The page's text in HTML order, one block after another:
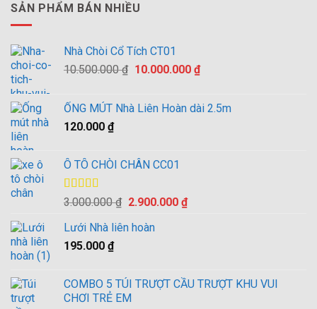
SẢN PHẨM BÁN NHIỀU
Nhà Chòi Cổ Tích CT01
10.500.000₫ Giá
10.500.000 ₫.
10.000.000 ₫Giá
là:
ỐNG MÚT Nhà Liên Hoàn dài 2.5m
120.000 ₫
Ô TÔ CHÒI CHÂN CC01
Được xếp
5 sao
3.000.000₫ Giá
là:
2.900.000 ₫Giá
Lưới Nhà liên hoàn
195.000 ₫
COMBO 5 TÚI TRƯỢT CẦU TRƯỢT KHU VUI
CHƠI TRẺ EM